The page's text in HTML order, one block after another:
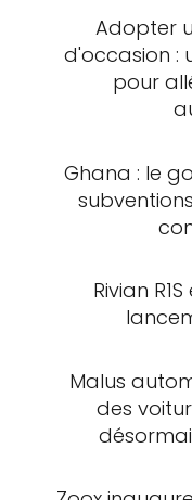
Adopter
d'occasion :
pour
Ghana : le
Rivian
Malus
des